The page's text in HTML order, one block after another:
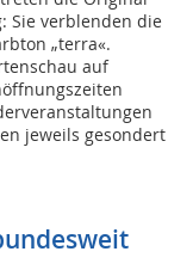
Sie verblenden die
„terra«.
auf
jeweils gesondert